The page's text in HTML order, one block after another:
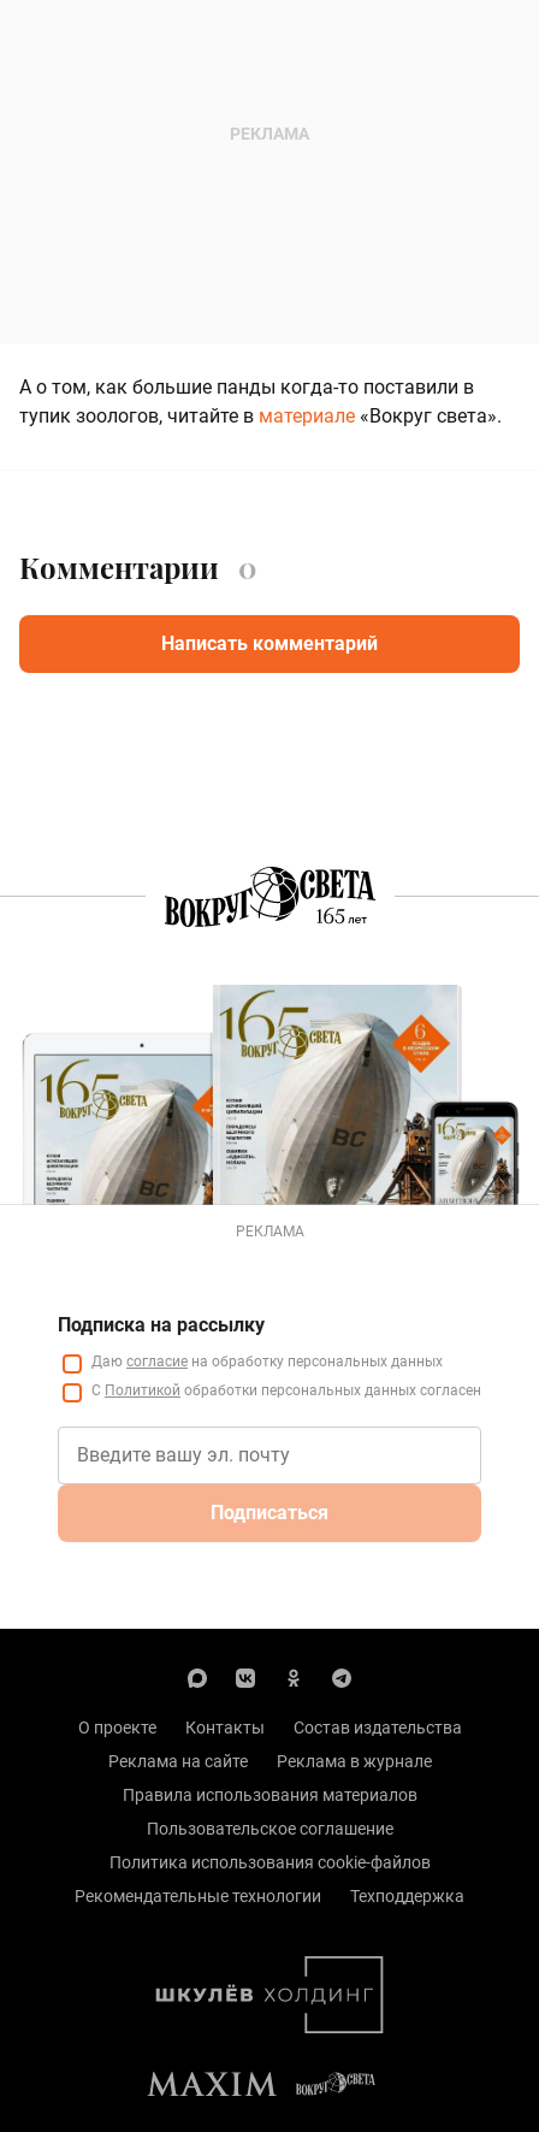
А о том, как большие панды когда-то поставили в
тупик зоологов, читайте в материале «Вокруг света».
Комментарии 0
Написать комментарий
РЕКЛАМА
Подписка на рассылку
Даю согласие на обработку персональных данных
С Политикой обработки персональных данных согласен
Подписаться
О проекте Контакты
Состав издательства
Реклама на сайте
Реклама в журнале
Правила использования материалов
Пользовательское соглашение
Политика использования cookie-файлов
Рекомендательные технологии
Техподдержка